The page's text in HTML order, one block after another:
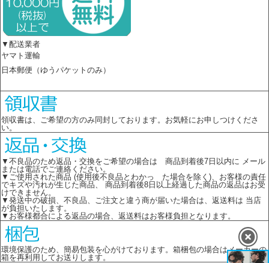
▼配送業者
ヤマト運輸
日本郵便（ゆうパケットのみ）
領収書は、ご希望の方のみ同封しております。お気軽にお申しつけくださ
い。
▼不良品のため返品・交換をご希望の場合は 商品到着後7日以内に メール
または電話でご連絡ください。
▼ご使用された商品 (使用後不良品とわかっ た場合を除く)、お客様の責任
でキズや汚れが生じた商品、 商品到着後8日以上経過した商品の返品はお受
けできません。
▼発送中の破損、不良品、ご注文と違う商が届いた場合は、返送料は 当店
が負担いたします。
▼お客様都合による返品の場合、返送料はお客様負担となります。
環境保護のため、簡易包装を心がけております。箱梱包の場合はメーカーの
箱を再利用してお送りします。